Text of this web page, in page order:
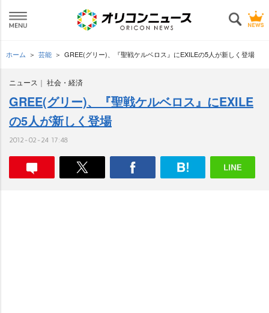
ホーム 芸能 GREE(グリー)、『聖戦ケルベロス』にEXILEの5人が新しく登場
ニュース 社会・経済
GREE(グリー)、『聖戦ケルベロス』にEXILE
の5人が新しく登場
2012-02-24 17:48